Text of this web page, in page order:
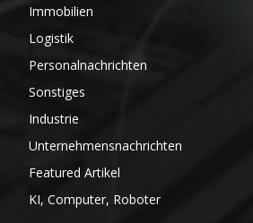
Immobilien
Logistik
Personalnachrichten
Sonstiges
Industrie
Unternehmensnachrichten
Featured Artikel
KI, Computer, Roboter